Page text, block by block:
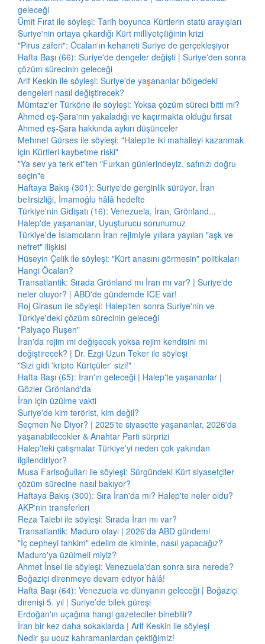
geleceği
Ümit Fırat ile söyleşi: Tarih boyunca Kürtlerin statü arayışları
Suriye'nin ortaya çıkardığı Kürt milliyetçiliğinin krizi
"Pirus zaferi": Öcalan'ın kehaneti Suriye de gerçekleşiyor
Hafta Başı (66): Suriye'de dengeler değişti | Suriye'den sonra
çözüm sürecinin geleceği
Arif Keskin ile söyleşi: Suriye'de yaşananlar bölgedeki
dengeleri nasıl değiştirecek?
Mümtaz'er Türköne ile söyleşi: Yoksa çözüm süreci bitti mi?
Ahmed eş-Şara'nın yakaladığı ve kaçırmakta olduğu fırsat
Ahmed eş-Şara hakkında aykırı düşünceler
Mehmet Gürses ile söyleşi: "Halep'te iki mahalleyi kazanmak
için Kürtleri kaybetme riski"
"Ya sev ya terk et"ten "Furkan günlerindeyiz, safınızı doğru
seçin"e
Haftaya Bakış (301): Suriye'de gerginlik sürüyor, İran
belirsizliği, İmamoğlu hâlâ hedefte
Türkiye'nin Gidişatı (16): Venezuela, İran, Grönland...
Halep'de yaşananlar, Uyuşturucu sorunumuz
Türkiye'de İslamcıların İran rejimiyle yıllara yayılan "aşk ve
nefret" ilişkisi
Hüseyin Çelik ile söyleşi: "Kürt anasını görmesin" politikaları
Hangi Öcalan?
Transatlantik: Sırada Grönland mı İran mı var? | Suriye'de
neler oluyor? | ABD'de gündemde ICE var!
Roj Girasun ile söyleşi: Halep'ten sonra Suriye'nin ve
Türkiye'deki çözüm sürecinin geleceği
"Palyaço Ruşen"
İran'da rejim mi değişecek yoksa rejim kendisini mi
değiştirecek? | Dr. Ezgi Uzun Teker ile söyleşi
"Sizi gidi 'kripto Kürtçüler' sizi!"
Hafta Başı (65): İran'ın geleceği | Halep'te yaşananlar |
Gözler Grönland'da
İran için üzülme vakti
Suriye'de kim terörist, kim değil?
Seçmen Ne Diyor? | 2025'te siyasette yaşananlar, 2026'da
yaşanabilecekler & Anahtar Parti sürprizi
Halep'teki çatışmalar Türkiye'yi neden çok yakından
ilgilendiriyor?
Musa Farisoğulları ile söyleşi: Sürgündeki Kürt siyasetçiler
çözüm sürecine nasıl bakıyor?
Haftaya Bakış (300): Sıra İran'da mı? Halep'te neler oldu?
AKP'nin transferleri
Reza Talebi ile söyleşi: Sırada İran mı var?
Transatlantik: Maduro olayı | 2026'da ABD gündemi
"İç cepheyi tahkim" edelim de kiminle, nasıl yapacağız?
Maduro'ya üzülmeli miyiz?
Ahmet İnsel ile söyleşi: Venezuela'dan sonra sıra nerede?
Boğaziçi direnmeye devam ediyor hâlâ!
Hafta Başı (64): Venezuela ve dünyanın geleceği | Boğaziçi
direnişi 5. yıl | Suriye’de bilek güreşi
Erdoğan'ın uçağına hangi gazeteciler binebilir?
İran bir kez daha sokaklarda | Arif Keskin ile söyleşi
Nedir şu ucuz kahramanlardan çektiğimiz!